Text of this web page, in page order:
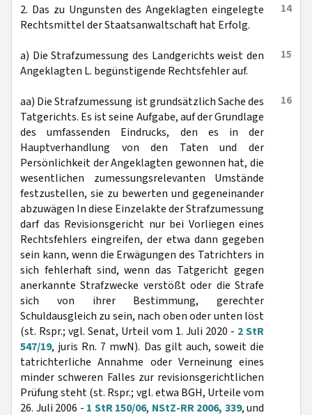
14
2. Das zu Ungunsten des Angeklagten eingelegte
Rechtsmittel der Staatsanwaltschaft hat Erfolg.
15
a) Die Strafzumessung des Landgerichts weist den
Angeklagten L. begünstigende Rechtsfehler auf.
16
aa) Die Strafzumessung ist grundsätzlich Sache des
Tatgerichts. Es ist seine Aufgabe, auf der Grundlage
des umfassenden Eindrucks, den es in der
Hauptverhandlung von den Taten und der
Persönlichkeit der Angeklagten gewonnen hat, die
wesentlichen zumessungsrelevanten Umstände
festzustellen, sie zu bewerten und gegeneinander
abzuwägen In diese Einzelakte der Strafzumessung
darf das Revisionsgericht nur bei Vorliegen eines
Rechtsfehlers eingreifen, der etwa dann gegeben
sein kann, wenn die Erwägungen des Tatrichters in
sich fehlerhaft sind, wenn das Tatgericht gegen
anerkannte Strafzwecke verstößt oder die Strafe
sich von ihrer Bestimmung, gerechter
Schuldausgleich zu sein, nach oben oder unten löst
(st. Rspr.; vgl. Senat, Urteil vom 1. Juli 2020 - 2 StR
547/19, juris Rn. 7 mwN). Das gilt auch, soweit die
tatrichterliche Annahme oder Verneinung eines
minder schweren Falles zur revisionsgerichtlichen
Prüfung steht (st. Rspr.; vgl. etwa BGH, Urteile vom
26. Juli 2006 - 1 StR 150/06, NStZ-RR 2006, 339, und